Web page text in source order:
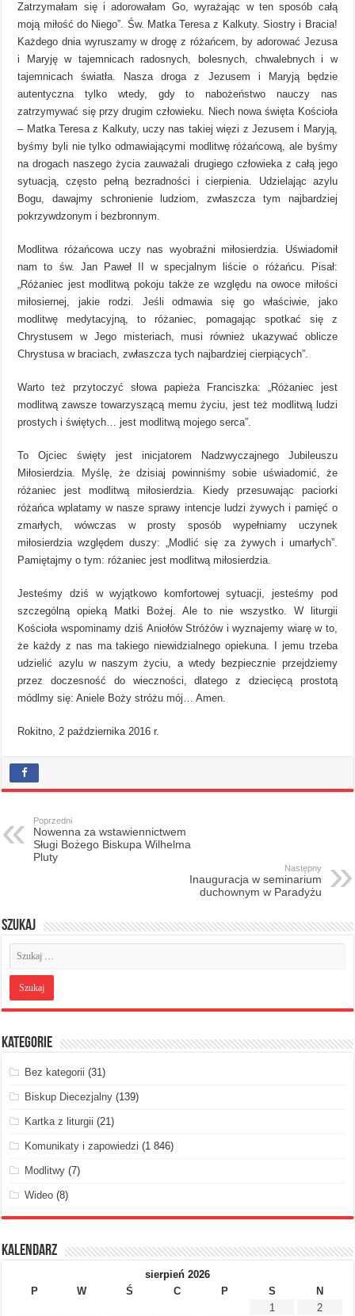
Zatrzymałam się i adorowałam Go, wyrażając w ten sposób całą
moją miłość do Niego”. Św. Matka Teresa z Kalkuty. Siostry i Bracia!
Każdego dnia wyruszamy w drogę z różańcem, by adorować Jezusa
i Maryję w tajemnicach radosnych, bolesnych, chwalebnych i w
tajemnicach światła. Nasza droga z Jezusem i Maryją będzie
autentyczna tylko wtedy, gdy to nabożeństwo nauczy nas
zatrzymywać się przy drugim człowieku. Niech nowa święta Kościoła
– Matka Teresa z Kalkuty, uczy nas takiej więzi z Jezusem i Maryją,
byśmy byli nie tylko odmawiającymi modlitwę różańcową, ale byśmy
na drogach naszego życia zauważali drugiego człowieka z całą jego
sytuacją, często pełną bezradności i cierpienia. Udzielając azylu
Bogu, dawajmy schronienie ludziom, zwłaszcza tym najbardziej
pokrzywdzonym i bezbronnym.
Modlitwa różańcowa uczy nas wyobraźni miłosierdzia. Uświadomił
nam to św. Jan Paweł II w specjalnym liście o różańcu. Pisał:
„Różaniec jest modlitwą pokoju także ze względu na owoce miłości
miłosiernej, jakie rodzi. Jeśli odmawia się go właściwie, jako
modlitwę medytacyjną, to różaniec, pomagając spotkać się z
Chrystusem w Jego misteriach, musi również ukazywać oblicze
Chrystusa w braciach, zwłaszcza tych najbardziej cierpiących”.
Warto też przytoczyć słowa papieża Franciszka: „Różaniec jest
modlitwą zawsze towarzyszącą memu życiu, jest też modlitwą ludzi
prostych i świętych… jest modlitwą mojego serca”.
To Ojciec święty jest inicjatorem Nadzwyczajnego Jubileuszu
Miłosierdzia. Myślę, że dzisiaj powinniśmy sobie uświadomić, że
różaniec jest modlitwą miłosierdzia. Kiedy przesuwając paciorki
różańca wplatamy w nasze sprawy intencje ludzi żywych i pamięć o
zmarłych, wówczas w prosty sposób wypełniamy uczynek
miłosierdzia względem duszy: „Modlić się za żywych i umarłych”.
Pamiętajmy o tym: różaniec jest modlitwą miłosierdzia.
Jesteśmy dziś w wyjątkowo komfortowej sytuacji, jesteśmy pod
szczególną opieką Matki Bożej. Ale to nie wszystko. W liturgii
Kościoła wspominamy dziś Aniołów Stróżów i wyznajemy wiarę w to,
że każdy z nas ma takiego niewidzialnego opiekuna. I jemu trzeba
udzielić azylu w naszym życiu, a wtedy bezpiecznie przejdziemy
przez doczesność do wieczności, dlatego z dziecięcą prostotą
módlmy się: Aniele Boży stróżu mój… Amen.
Rokitno, 2 października 2016 r.
Poprzedni
Nowenna za wstawiennictwem
Sługi Bożego Biskupa Wilhelma
Pluty
Następny
Inauguracja w seminarium
duchownym w Paradyżu
Szukaj
Kategorie
Bez kategorii (31)
Biskup Diecezjalny (139)
Kartka z liturgii (21)
Komunikaty i zapowiedzi (1 846)
Modlitwy (7)
Wideo (8)
Kalendarz
sierpień 2026
P
W Ś C P S
N
1
2